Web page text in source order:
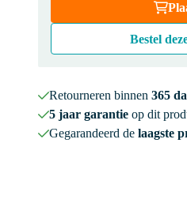
Bestel
Retourneren binnen 365
5 jaar garantieop dit
Gegarandeerd de laagste